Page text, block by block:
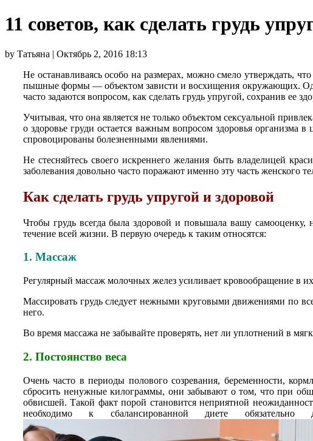
11 советов, как сделать грудь
by Татьяна | Октябрь 2, 2016 18:13
Не останавливаясь особо на размерах, можно смело утверждать,
пышные формы — объектом зависти и восхищения окружающих.
часто задаются вопросом, как сделать грудь упругой, сохранив ее
Учитывая, что она является не только объектом сексуальной
о здоровье груди остается важным вопросом здоровья
спровоцированы болезненными явлениями.
Не стесняйтесь своего искреннего желания быть владелицей
заболевания довольно часто поражают именно эту часть женского
Как сделать грудь упругой и здоровой
Чтобы грудь всегда была здоровой и повышала вашу самооценку,
течение всей жизни. В первую очередь к таким относятся:
1. Массаж
Регулярный массаж молочных желез усиливает кровообращение в
Массировать грудь следует нежными круговыми движениями по
него.
Во время массажа не забывайте проверять, нет ли уплотнений в
2. Постоянство веса
Очень часто в периоды полового созревания, беременности,
сбросить ненужные килограммы, они забывают о том, что при
обвисшей. Такой факт порой становится неприятной
необходимо к сбалансированной диете